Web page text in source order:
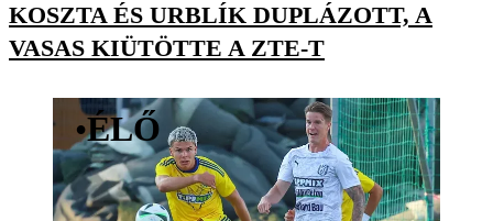
KOSZTA ÉS URBLÍK DUPLÁZOTT, A
VASAS KIÜTÖTTE A ZTE-T
•ÉLŐ